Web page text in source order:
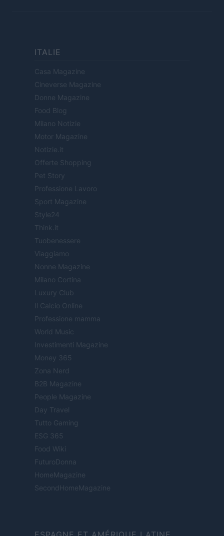
ITALIE
Casa Magazine
Cineverse Magazine
Donne Magazine
Food Blog
Milano Notizie
Motor Magazine
Notizie.it
Offerte Shopping
Pet Story
Professione Lavoro
Sport Magazine
Style24
Think.it
Tuobenessere
Viaggiamo
Nonne Magazine
Milano Cortina
Luxury Club
Il Calcio Online
Professione mamma
World Music
Investimenti Magazine
Money 365
Zona Nerd
B2B Magazine
People Magazine
Day Travel
Tutto Gaming
ESG 365
Food Wiki
FuturoDonna
HomeMagazine
SecondHomeMagazine